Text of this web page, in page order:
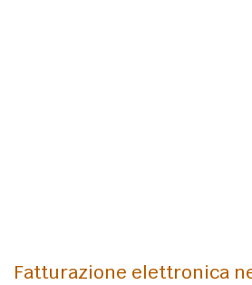
Fatturazione elettronica